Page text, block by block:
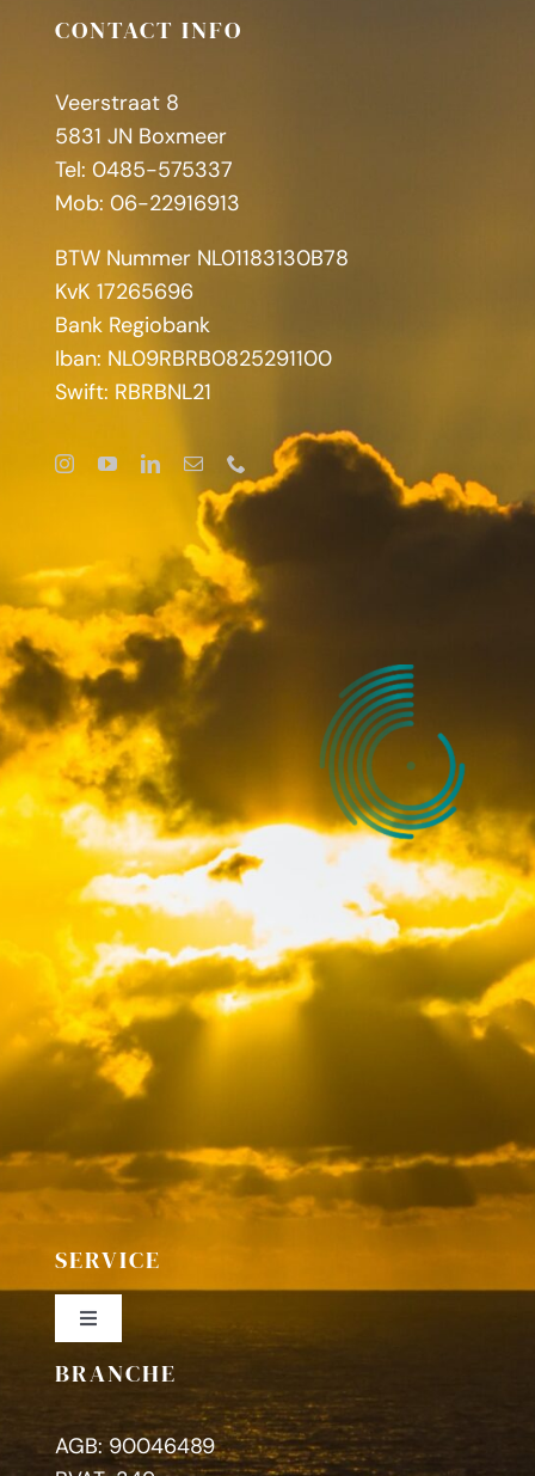
CONTACT INFO
Veerstraat 8
5831 JN Boxmeer
Tel: 0485-575337
Mob: 06-22916913
BTW Nummer NL01183130B78
KvK 17265696
Bank Regiobank
Iban: NL09RBRB0825291100
Swift: RBRBNL21
SERVICE
Toggle
Colofon
Privacybeleid
BRANCHE
AGB: 90046489